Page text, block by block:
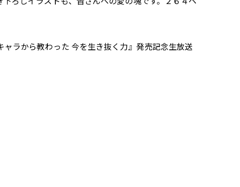
ラから教わった 今を生き抜く力』発売記念生放送